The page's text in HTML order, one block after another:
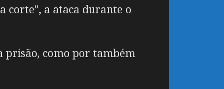
corte”, a ataca durante o
prisão, como por também